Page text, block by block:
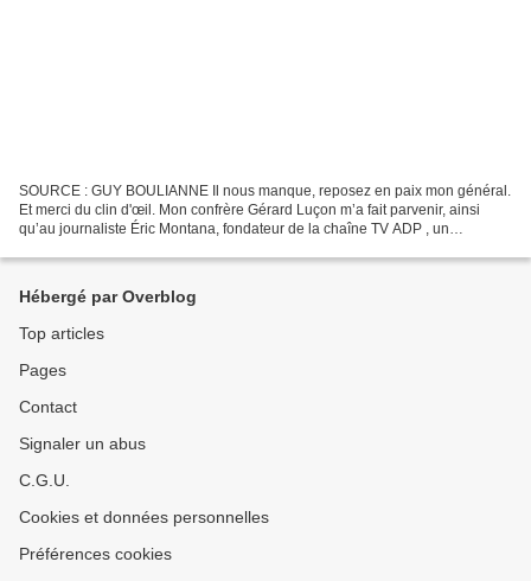
SOURCE : GUY BOULIANNE Il nous manque, reposez en paix mon général.
Et merci du clin d'œil. Mon confrère Gérard Luçon m’a fait parvenir, ainsi
qu’au journaliste Éric Montana, fondateur de la chaîne TV ADP , un
Hébergé par Overblog
Top articles
Pages
Contact
Signaler un abus
C.G.U.
Cookies et données personnelles
Préférences cookies